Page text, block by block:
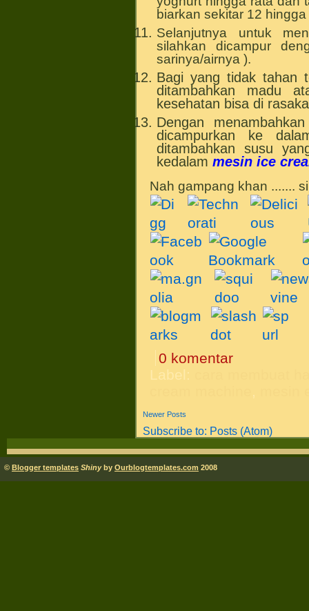
biarkan sekitar 12
Selanjutnya untuk
silahkan dicampur
sarinya/airnya ).
Bagi yang tidak tahan
ditambahkan madu
kesehatan bisa di
Dengan
dicampurkan ke
ditambahkan susu
kedalam mesin ice
Nah gampang khan .......
0 komentar
Label:
Newer Posts
Subscribe to: Posts (Atom)
© Blogger templates Shinyby Ourblogtemplates.com 2008